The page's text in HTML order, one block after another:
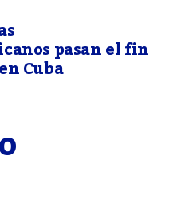
pasan el fin
Cuba